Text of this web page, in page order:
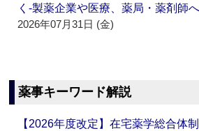
く‐製薬企業や医療、薬局・薬剤師
2026年07月31日 (金)
薬事キーワード解説
【2026年度改定】在宅薬学総合体